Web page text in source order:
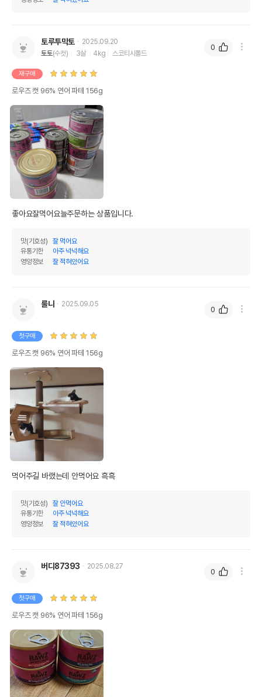
상품 필수 정보
법에 의한 인증,허가 등을
경우 그에 대한 사항
상품상세설명 참조
제조국 또는 원산지
제조자,수입품의 경우
수입자를 함께 표기
AS책임자와 전화번호
또는 소비자상담 관련
전화번호
단, 상품명에 유통기한 명시된 경우, 해당
유통기한을 따릅니다.
토루투막토
2025.09.20
토토(수컷) 3살 4kg 스코티시폴드
재구매
로우즈 캣 96% 연어 파테 156g
좋아요잘먹어요늘주문하는 상품입니다.
맛(기호성)
잘 먹어요
유통기한
아주 넉넉해요
영양정보
잘 적혀있어요
0
룰나 2025.09.05
첫구매
로우즈 캣 96% 연어 파테 156g
먹어주길 바랬는데 안먹어요 흑흑
맛(기호성)
잘 안먹어요
유통기한
아주 넉넉해요
영양정보
잘 적혀있어요
0
버디87393 2025.08.27
첫구매
로우즈 캣 96% 연어 파테 156g
0